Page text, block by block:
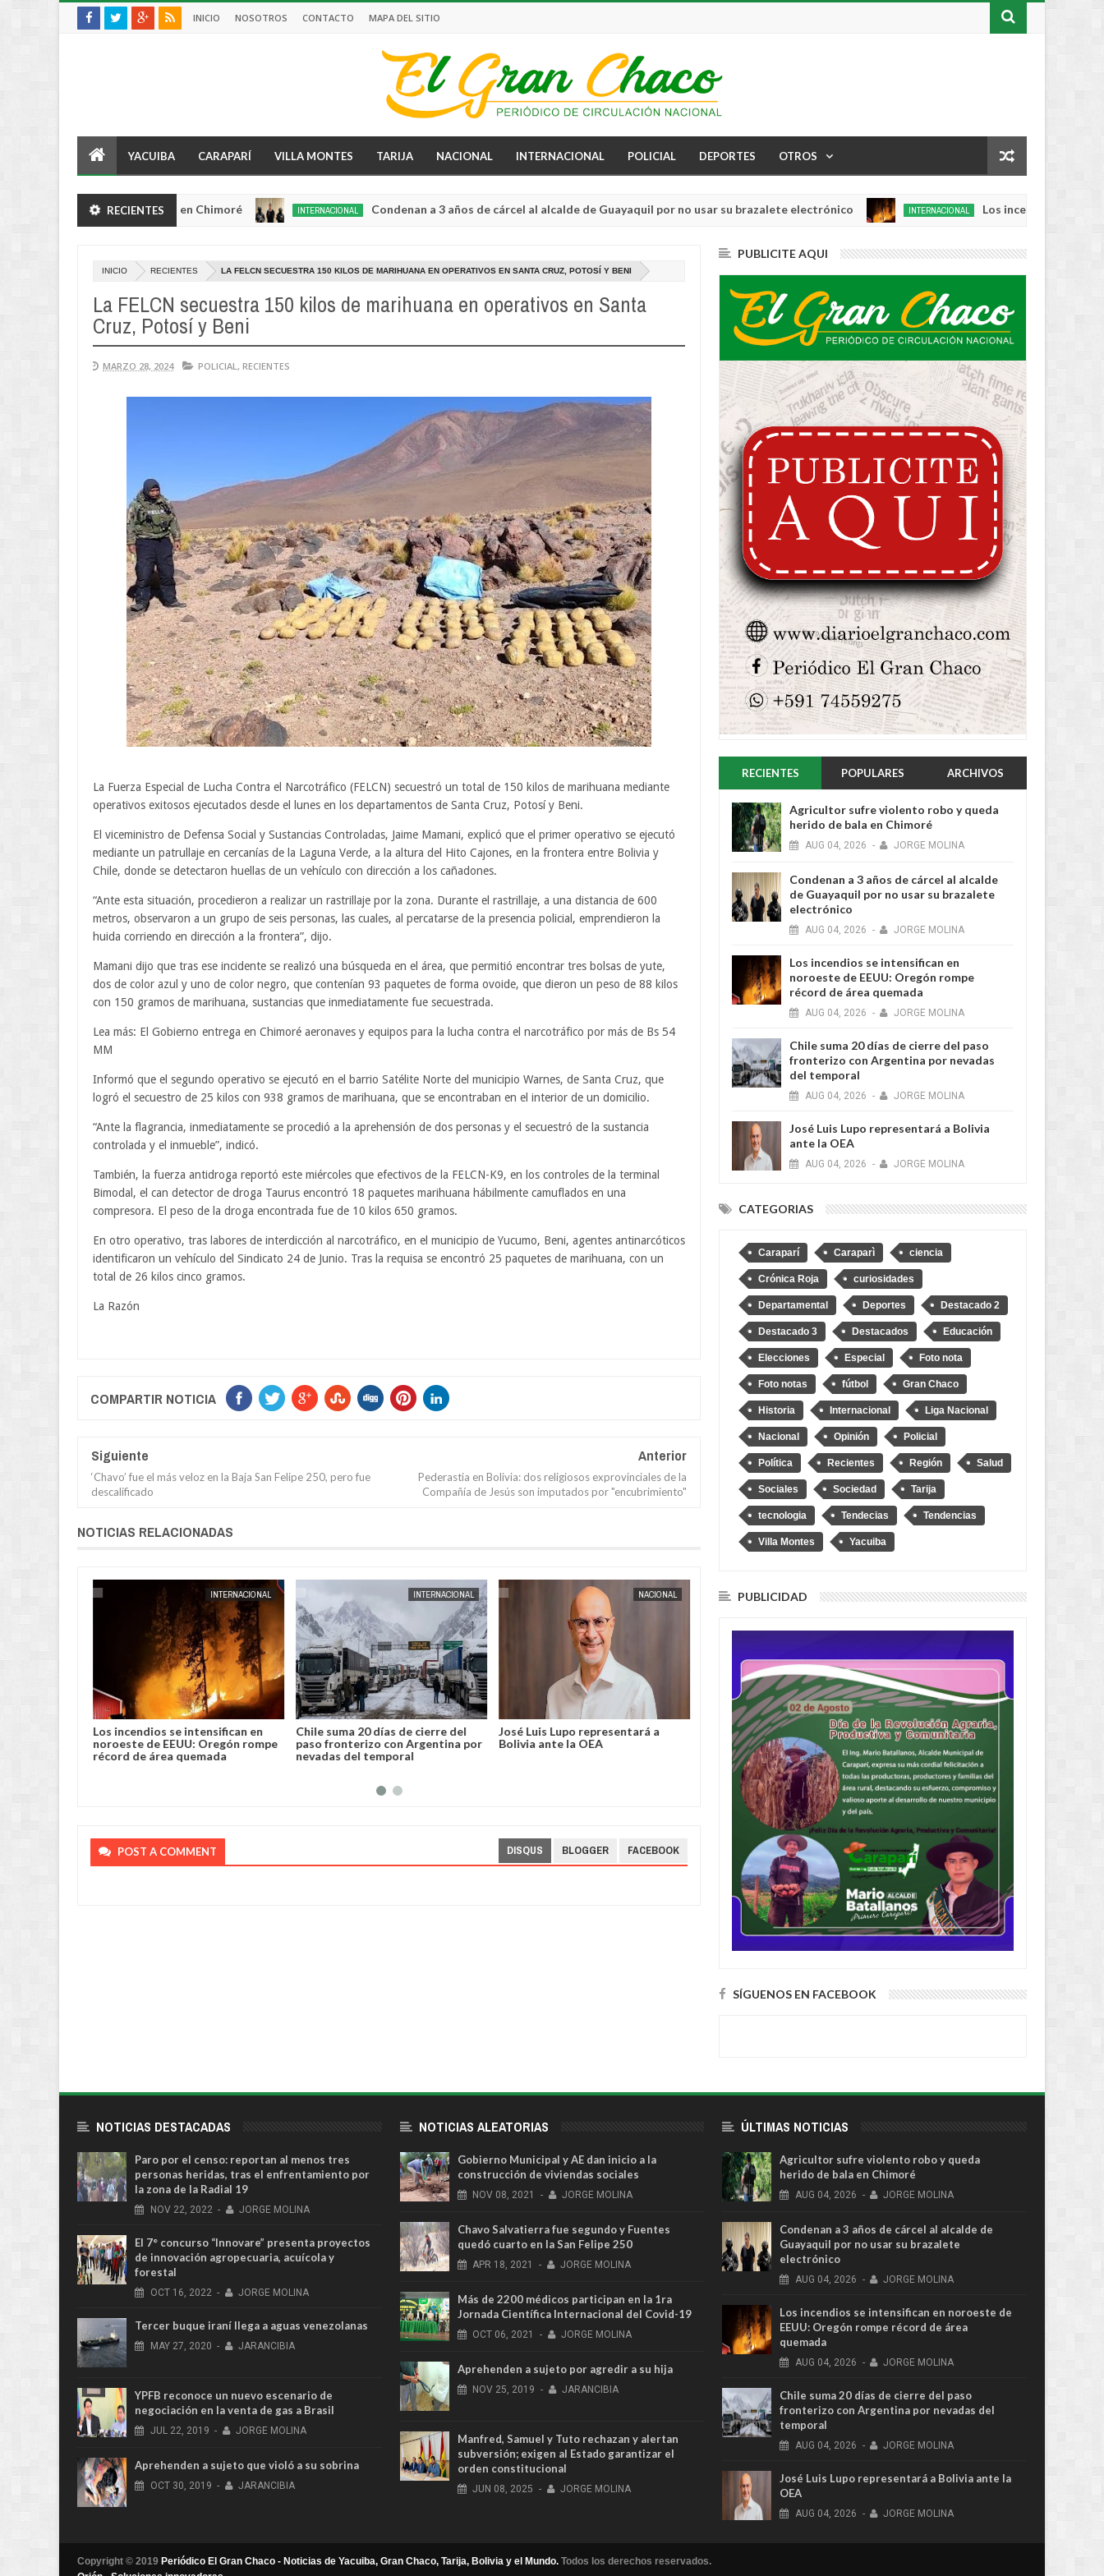
INICIO NOSOTROS CONTACTO MAPA DEL SITIO
YACUIBA CARAPARÍ VILLA MONTES TARIJA NACIONAL INTERNACIONAL POLICIAL DEPORTES OTROS
RECIENTES
queda herido de bala en Chimoré INTERNACIONAL Condenan a 3 años de cárcel al alcalde de Guayaquil por no usar su brazalete electrónico
20260
INTERNACIONAL Los incendios se intensifican
INICIO RECIENTES LA FELCN SECUESTRA 150 KILOS DE MARIHUANA EN OPERATIVOS EN SANTA CRUZ, POTOSÍ Y BENI
La FELCN secuestra 150 kilos de marihuana en operativos en Santa
Cruz, Potosí y Beni
MARZO 28, 2024 POLICIAL , RECIENTES
La Fuerza Especial de Lucha Contra el Narcotráfico (FELCN) secuestró un total de 150 kilos de marihuana mediante
operativos exitosos ejecutados desde el lunes en los departamentos de Santa Cruz, Potosí y Beni.
El viceministro de Defensa Social y Sustancias Controladas, Jaime Mamani, explicó que el primer operativo se ejecutó
mediante un patrullaje en cercanías de la Laguna Verde, a la altura del Hito Cajones, en la frontera entre Bolivia y
Chile, donde se detectaron huellas de un vehículo con dirección a los cañadones.
“Ante esta situación, procedieron a realizar un rastrillaje por la zona. Durante el rastrillaje, a una distancia de 600
metros, observaron a un grupo de seis personas, las cuales, al percatarse de la presencia policial, emprendieron la
huida corriendo en dirección a la frontera”, dijo.
Mamani dijo que tras ese incidente se realizó una búsqueda en el área, que permitió encontrar tres bolsas de yute,
dos de color azul y uno de color negro, que contenían 93 paquetes de forma ovoide, que dieron un peso de 88 kilos
con 150 gramos de marihuana, sustancias que inmediatamente fue secuestrada.
Lea más: El Gobierno entrega en Chimoré aeronaves y equipos para la lucha contra el narcotráfico por más de Bs 54
MM
Informó que el segundo operativo se ejecutó en el barrio Satélite Norte del municipio Warnes, de Santa Cruz, que
logró el secuestro de 25 kilos con 938 gramos de marihuana, que se encontraban en el interior de un domicilio.
“Ante la flagrancia, inmediatamente se procedió a la aprehensión de dos personas y el secuestró de la sustancia
controlada y el inmueble”, indicó.
También, la fuerza antidroga reportó este miércoles que efectivos de la FELCN-K9, en los controles de la terminal
Bimodal, el can detector de droga Taurus encontró 18 paquetes marihuana hábilmente camuflados en una
compresora. El peso de la droga encontrada fue de 10 kilos 650 gramos.
En otro operativo, tras labores de interdicción al narcotráfico, en el municipio de Yucumo, Beni, agentes antinarcóticos
identificaron un vehículo del Sindicato 24 de Junio. Tras la requisa se encontró 25 paquetes de marihuana, con un
total de 26 kilos cinco gramos.
La Razón
COMPARTIR NOTICIA
Siguiente
‘Chavo’ fue el más veloz en la Baja San Felipe 250, pero fue
descalificado
Anterior
Pederastia en Bolivia: dos religiosos exprovinciales de la
Compañía de Jesús son imputados por "encubrimiento"
NOTICIAS RELACIONADAS
AUG AUG 2026
INTERNACIONAL AUG 04, 2026
Los incendios se intensifican en
noroeste de EEUU: Oregón rompe
récord de área quemada
INTERNACIONAL
Chile suma 20 días de cierre del
paso fronterizo con Argentina por
nevadas del temporal
NACIONAL
José Luis Lupo representará a
Bolivia ante la OEA
NACIONAL
“No soy Diprove, no hagan el
ridículo”, dice Loza tras denuncia
de que se transportó en un auto
robado
POST A COMMENT DISQUS BLOGGER FACEBOOK
PUBLICITE AQUI
RECIENTES POPULARES ARCHIVOS
Agricultor sufre violento robo y queda
herido de bala en Chimoré
AUG 04, 2026 - JORGE MOLINA
Condenan a 3 años de cárcel al alcalde
de Guayaquil por no usar su brazalete
electrónico
AUG 04, 2026 - JORGE MOLINA
Los incendios se intensifican en
noroeste de EEUU: Oregón rompe
récord de área quemada
AUG 04, 2026 - JORGE MOLINA
Chile suma 20 días de cierre del paso
fronterizo con Argentina por nevadas
del temporal
AUG 04, 2026 - JORGE MOLINA
José Luis Lupo representará a Bolivia
ante la OEA
AUG 04, 2026 - JORGE MOLINA
CATEGORIAS
Caraparí Caraparì ciencia
Crónica Roja curiosidades
Departamental Deportes Destacado 2
Destacado 3 Destacados Educación
Elecciones Especial Foto nota
Foto notas fútbol Gran Chaco
Historia Internacional Liga Nacional
Nacional Opinión Policial
Política Recientes Región Salud
Sociales Sociedad Tarija
tecnologia Tendecias Tendencias
Villa Montes Yacuiba
PUBLICIDAD
SÍGUENOS EN FACEBOOK
NOTICIAS DESTACADAS
Paro por el censo: reportan al menos tres
personas heridas, tras el enfrentamiento por
la zona de la Radial 19
NOV 22, 2022 - JORGE MOLINA
El 7° concurso “Innovare” presenta proyectos
de innovación agropecuaria, acuícola y
forestal
OCT 16, 2022 - JORGE MOLINA
Tercer buque iraní llega a aguas venezolanas
MAY 27, 2020 - JARANCIBIA
YPFB reconoce un nuevo escenario de
negociación en la venta de gas a Brasil
JUL 22, 2019 - JORGE MOLINA
Aprehenden a sujeto que violó a su sobrina
OCT 30, 2019 - JARANCIBIA
NOTICIAS ALEATORIAS
Gobierno Municipal y AE dan inicio a la
construcción de viviendas sociales
NOV 08, 2021 - JORGE MOLINA
Chavo Salvatierra fue segundo y Fuentes
quedó cuarto en la San Felipe 250
APR 18, 2021 - JORGE MOLINA
Más de 2200 médicos participan en la 1ra
Jornada Científica Internacional del Covid-19
OCT 06, 2021 - JORGE MOLINA
Aprehenden a sujeto por agredir a su hija
NOV 25, 2019 - JARANCIBIA
Manfred, Samuel y Tuto rechazan y alertan
subversión; exigen al Estado garantizar el
orden constitucional
JUN 08, 2025 - JORGE MOLINA
ÚLTIMAS NOTICIAS
Agricultor sufre violento robo y queda
herido de bala en Chimoré
AUG 04, 2026 - JORGE MOLINA
Condenan a 3 años de cárcel al alcalde de
Guayaquil por no usar su brazalete
electrónico
AUG 04, 2026 - JORGE MOLINA
Los incendios se intensifican en noroeste de
EEUU: Oregón rompe récord de área
quemada
AUG 04, 2026 - JORGE MOLINA
Chile suma 20 días de cierre del paso
fronterizo con Argentina por nevadas del
temporal
AUG 04, 2026 - JORGE MOLINA
José Luis Lupo representará a Bolivia ante la
OEA
AUG 04, 2026 - JORGE MOLINA
Copyright © 2019 Periódico El Gran Chaco - Noticias de Yacuiba, Gran Chaco, Tarija, Bolivia y el Mundo. Todos los derechos reservados.